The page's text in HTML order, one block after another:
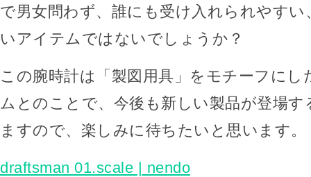
で男女問わず、誰にも受け入れられやす
いアイテムではないでしょうか？
この腕時計は「製図用具」をモチーフにし
ムとのことで、今後も新しい製品が登場
ますので、楽しみに待ちたいと思います。
draftsman 01.scale | nendo